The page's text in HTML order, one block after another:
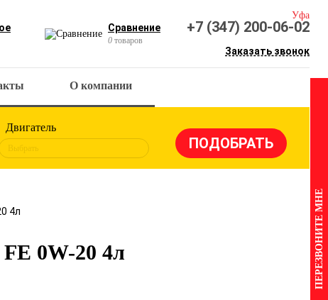
Сравнение
0 товаров
Уфа
+7 (347) 200-06-02
Заказать звонок
О компании
Двигатель
Выбрать
4л
0W-20 4л ПЕРЕЗВОНИТЕ МНЕ